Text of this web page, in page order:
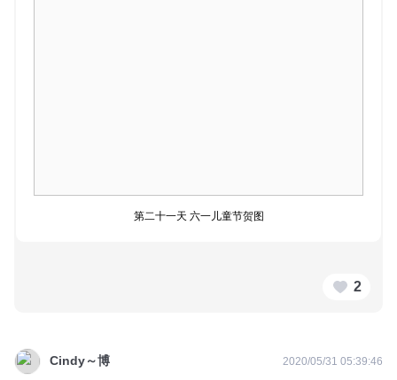
第二十一天 六一儿童节贺图
2
Cindy～博 2020/05/31 05:39:46